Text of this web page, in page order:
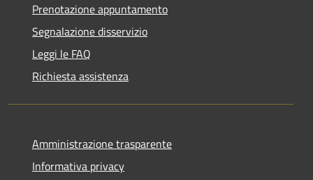
Prenotazione appuntamento
Segnalazione disservizio
Leggi le FAQ
Richiesta assistenza
Amministrazione trasparente
Informativa privacy